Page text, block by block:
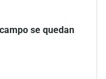
se quedan